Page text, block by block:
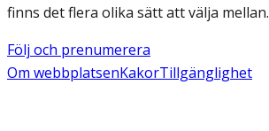
finns det flera olika sätt att välja mellan.
Följ och prenumerera
Om webbplatsenKakorTillgänglighet